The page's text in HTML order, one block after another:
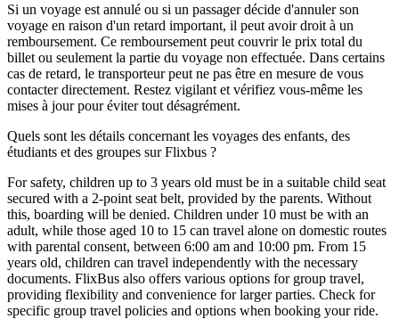
Si un voyage est annulé ou si un passager décide d'annuler son
voyage en raison d'un retard important, il peut avoir droit à un
remboursement. Ce remboursement peut couvrir le prix total du
billet ou seulement la partie du voyage non effectuée. Dans certains
cas de retard, le transporteur peut ne pas être en mesure de vous
contacter directement. Restez vigilant et vérifiez vous-même les
mises à jour pour éviter tout désagrément.
Quels sont les détails concernant les voyages des enfants, des
étudiants et des groupes sur Flixbus ?
For safety, children up to 3 years old must be in a suitable child seat
secured with a 2-point seat belt, provided by the parents. Without
this, boarding will be denied. Children under 10 must be with an
adult, while those aged 10 to 15 can travel alone on domestic routes
with parental consent, between 6:00 am and 10:00 pm. From 15
years old, children can travel independently with the necessary
documents. FlixBus also offers various options for group travel,
providing flexibility and convenience for larger parties. Check for
specific group travel policies and options when booking your ride.